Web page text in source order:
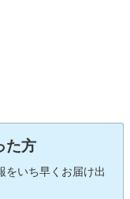
た方
をいち早くお届け出